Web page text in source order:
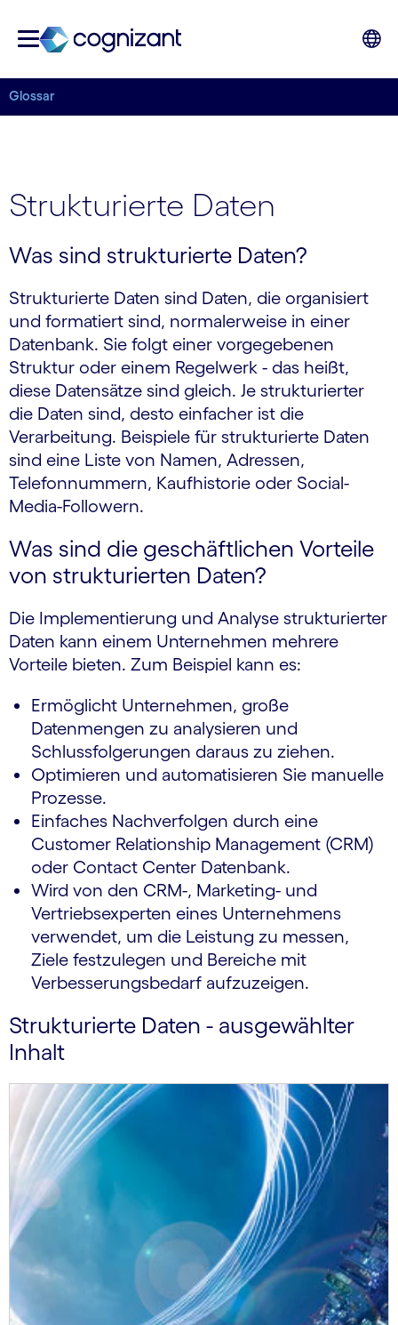
Glossar
Strukturierte Daten
Was sind strukturierte Daten?
Strukturierte Daten sind Daten, die organisiert
und formatiert sind, normalerweise in einer
Datenbank. Sie folgt einer vorgegebenen
Struktur oder einem Regelwerk - das heißt,
diese Datensätze sind gleich. Je strukturierter
die Daten sind, desto einfacher ist die
Verarbeitung. Beispiele für strukturierte Daten
sind eine Liste von Namen, Adressen,
Telefonnummern, Kaufhistorie oder Social-
Media-Followern.
Was sind die geschäftlichen Vorteile
von strukturierten Daten?
Die Implementierung und Analyse strukturierter
Daten kann einem Unternehmen mehrere
Vorteile bieten. Zum Beispiel kann es:
Ermöglicht Unternehmen, große
Datenmengen zu analysieren und
Schlussfolgerungen daraus zu ziehen.
Optimieren und automatisieren Sie manuelle
Prozesse.
Einfaches Nachverfolgen durch eine
Customer Relationship Management (CRM)
oder Contact Center Datenbank.
Wird von den CRM-, Marketing- und
Vertriebsexperten eines Unternehmens
verwendet, um die Leistung zu messen,
Ziele festzulegen und Bereiche mit
Verbesserungsbedarf aufzuzeigen.
Strukturierte Daten - ausgewählter
Inhalt